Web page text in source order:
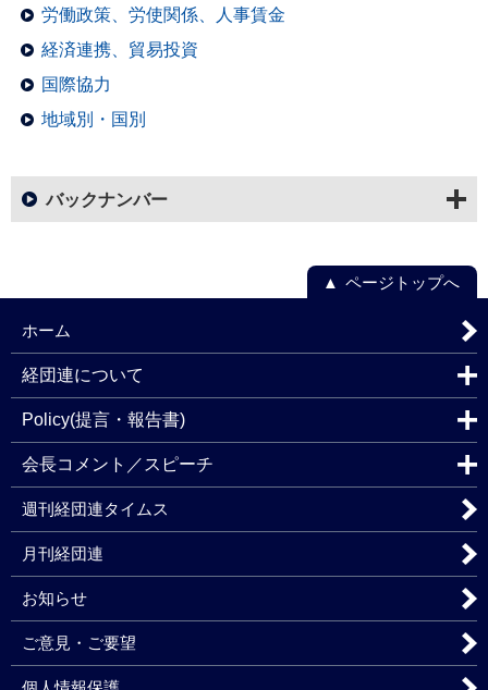
労働政策、労使関係、人事賃金
経済連携、貿易投資
国際協力
地域別・国別
バックナンバー
ページトップへ
ホーム
経団連について
Policy(提言・報告書)
会長コメント／スピーチ
週刊経団連タイムス
月刊経団連
お知らせ
ご意見・ご要望